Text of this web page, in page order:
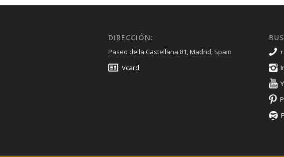
DIRECCIÓN:
Paseo de la Castellana 81, Madrid, Spain
Vcard